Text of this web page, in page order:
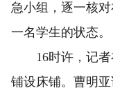
急小组，逐一核
一名学生的状态。
16时许，记者
铺设床铺。曹明